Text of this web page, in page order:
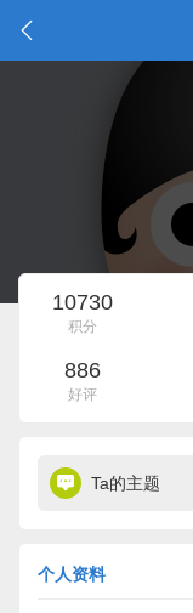
10730
积分
886
好评
Ta的主题
个人资料